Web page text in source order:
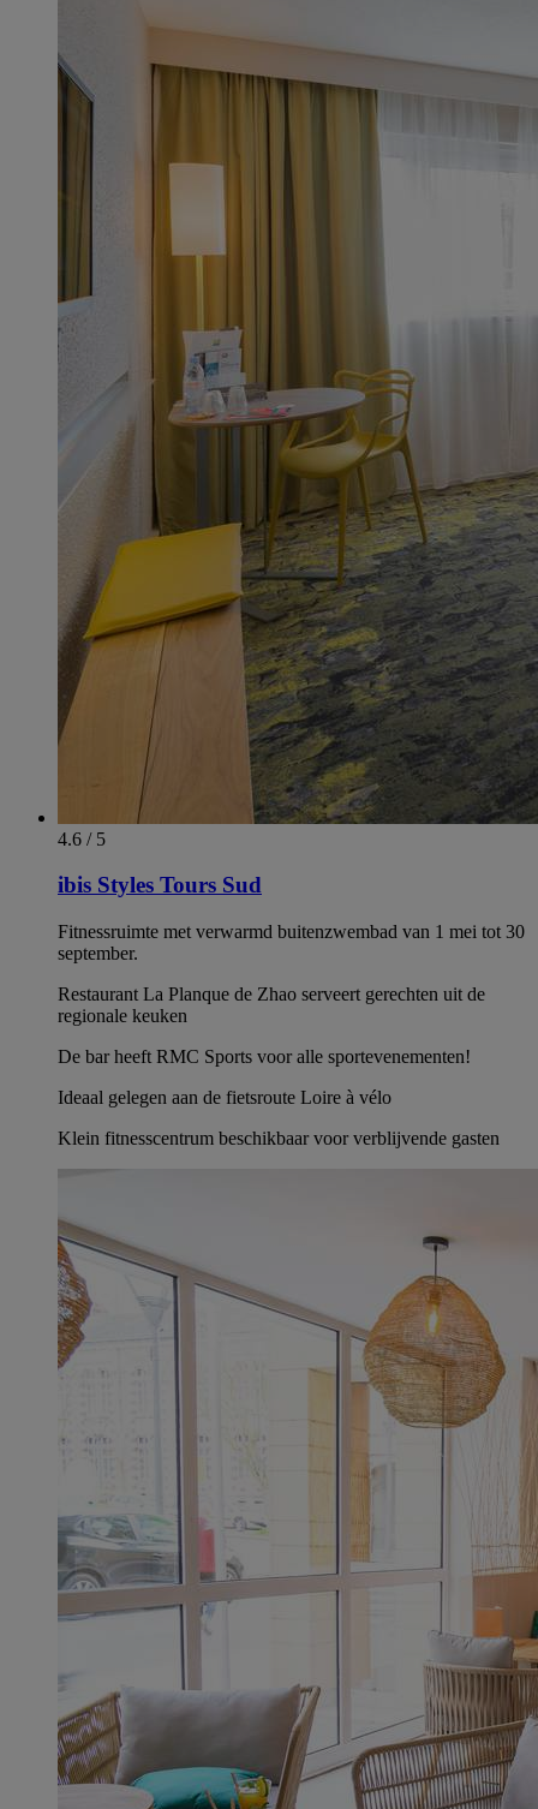
4.6 / 5
ibis Styles Tours Sud
Fitnessruimte met verwarmd buitenzwembad van 1 mei tot 30
september.
Restaurant La Planque de Zhao serveert gerechten uit de
regionale keuken
De bar heeft RMC Sports voor alle sportevenementen!
Ideaal gelegen aan de fietsroute Loire à vélo
Klein fitnesscentrum beschikbaar voor verblijvende gasten